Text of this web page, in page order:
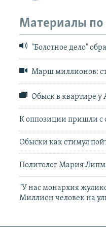
Материалы по
"Болотное дело"
Марш миллионов:
Обыск в квартире у
К оппозиции пришли с
Обыски как стимул
Политолог Мария
"У нас монархия
Миллион человек на